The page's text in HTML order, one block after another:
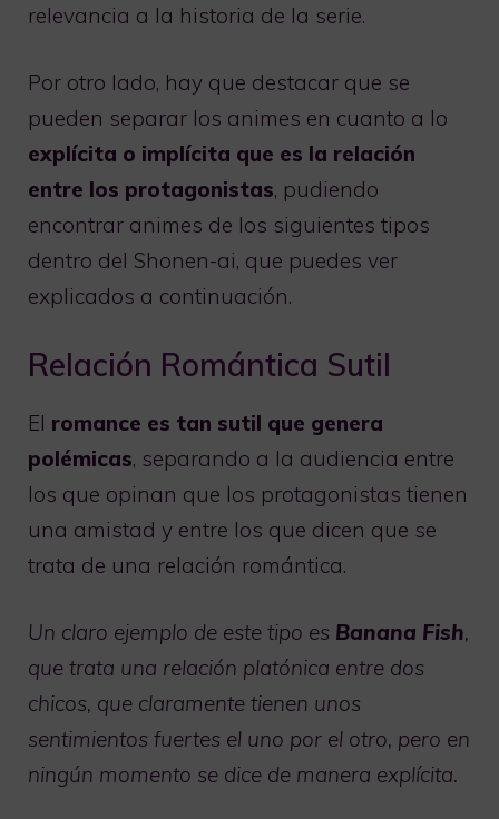
relevancia a la historia de la serie.
Por otro lado, hay que destacar que se
pueden separar los animes en cuanto a lo
explícita o implícita que es la relación
entre los protagonistas, pudiendo
encontrar animes de los siguientes tipos
dentro del Shonen-ai, que puedes ver
explicados a continuación.
Relación Romántica Sutil
El romance es tan sutil que genera
polémicas, separando a la audiencia entre
los que opinan que los protagonistas tienen
una amistad y entre los que dicen que se
trata de una relación romántica.
Un claro ejemplo de este tipo es Banana Fish,
que trata una relación platónica entre dos
chicos, que claramente tienen unos
sentimientos fuertes el uno por el otro, pero en
ningún momento se dice de manera explícita.